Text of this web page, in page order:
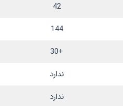
42
144
+30
ندارد
ندارد